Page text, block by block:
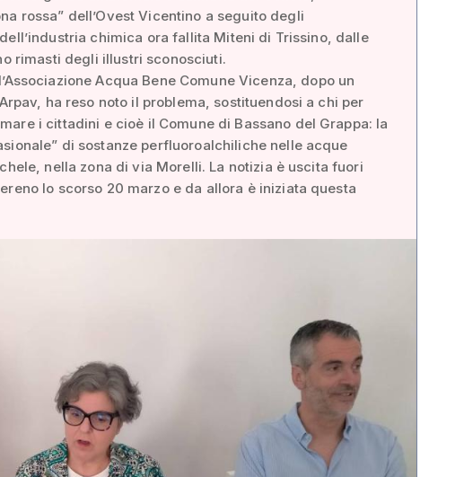
rossa” dell’Ovest Vicentino a seguito degli
chimica ora fallita Miteni di Trissino, dalle
rimasti degli illustri sconosciuti.
Acqua Bene Comune Vicenza, dopo un
ha reso noto il problema, sostituendosi a chi per
i cittadini e cioè il Comune di Bassano del Grappa: la
di sostanze perfluoroalchiliche nelle acque
nella zona di via Morelli. La notizia è uscita fuori
lo scorso 20 marzo e da allora è iniziata questa